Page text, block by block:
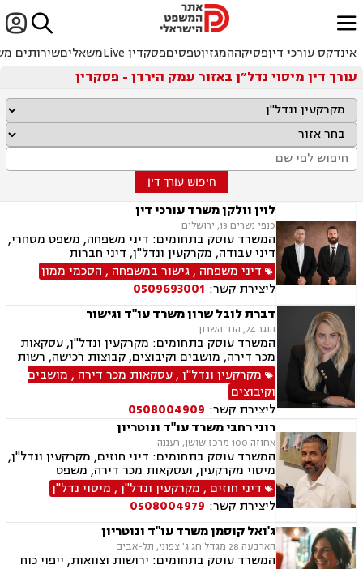

ﱐ
אינדקס עורכי דיןפסיקההמגזיןטפסיםפסקדין Live משאליםשירותים
עורך דין מיסוי נדל״ן באזור עמק הירדן - פסקדין
חיפוש עורך דין
לוין וולקן משרד עורכי דין
כנפי נשרים 13, ירושלים
המשרד עוסק בתחומים: דיני משפחה, משפט מסחרי,
דיני עבודה, מקרקעין ונדל"ן, דיני חברות
דיני משפחה ,גישור במשפחה , הסכמי ממון
ליצירת קשר: 0509693001
דברת לובל שרון משרד עו"ד וגישור
הנגר 24, הוד השרון
המשרד עוסק בתחומים: מקרקעין ונדל"ן, עסקאות
מכר דירה, מושבים וקיבוצים, קבוצות רכישה, רשות
מקרקעי ישראל, בתים משותפים, מיסוי נדלן, ייפוי
כוח מתמשך, ירושות וצוואות, גישור, הסכמי ממון,
העברה בין דורית.
מקרקעין ונדל"ן,עסקאות מכר דירה , מושבים
וקיבוצים
ליצירת קשר: 0508004909
רוני רחבי משרד עו"ד ונוטריון
אחוזה 100 מרכז שושן, רעננה
המשרד עוסק בתחומים: דיני חוזים, מקרקעין ונדל"ן,
מיסוי מקרקעין, ועסקאות מכר דירה, משפט
אזרחי-מסחרי, ייפוי כוח מתמשך, ירושות וצוואות,
דיני עבודה, דיני משפחה, הסכמי ממון, נזקי גוף
ותאונות, נוטריון.
דיני חוזים , מקרקעין ונדל"ן, מיסוי נדל"ן
ליצירת קשר: 0508004979
ג'ואל קוסמן משרד עו"ד ונוטריון
הארבעה 28 מגדל חג'ג' צפוני, תל-אביב
המשרד עוסק בתחומים: ירושות וצוואות, ייפוי כוח